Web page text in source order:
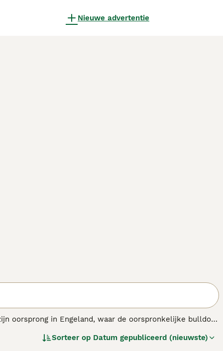
Nieuwe advertentie
oorsprong in Engeland, waar de oorspronkelijke bulldog
geschikt voor zijn taak in het gevecht met stieren.
Sorteer op Datum gepubliceerd (nieuwste)